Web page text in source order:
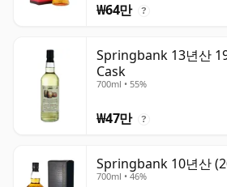
₩64만 ?
Springbank 13년산
Cask
700ml • 55%
₩47만 ?
Springbank 10년산
700ml • 46%